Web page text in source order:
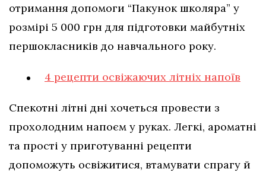
отримання допомоги “Пакунок школяра” у
розмірі 5 000 грн для підготовки майбутніх
першокласників до навчального року.
4 рецепти освіжаючих літніх напоїв
Спекотні літні дні хочеться провести з
прохолодним напоєм у руках. Легкі, ароматні
та прості у приготуванні рецепти
допоможуть освіжитися, втамувати спрагу й